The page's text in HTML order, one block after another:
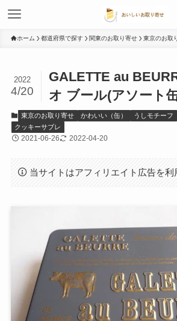
ホーム 都道府県で探す 関東のお取り寄せ 東京のお取
GALETTE au
オ ブール(アソート缶
2022
4/20
東京のお取り寄せ かわいい（缶） うしモチーフ
クッキーサブレ
2021-06-26 2022-04-20
当サイトはアフィリエイト広告を利